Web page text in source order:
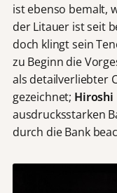
ist ebenso bemalt,
der Litauer ist seit
doch klingt sein
zu Beginn die
als detailverliebter
gezeichnet; Hiroshi
ausdrucksstarken
durch die Bank